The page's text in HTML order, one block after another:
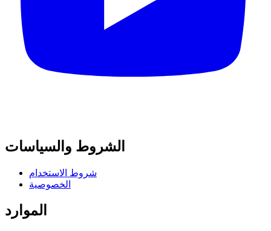
الشروط والسياسات
شروط الاستخدام
الخصوصية
الموارد